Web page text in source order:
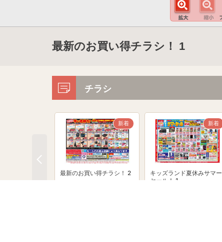
最新のお買い得チラシ！ 1
チラシ
最新のお買い得チラシ！ 2
新着
キッズランド夏休みサマー
セール！ 1
新着